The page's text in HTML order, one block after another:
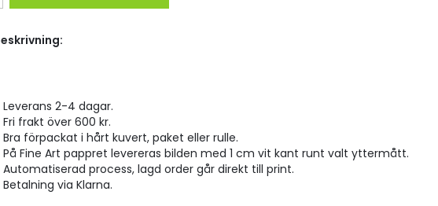
Leverans 2-4 dagar.
Fri frakt över 600 kr.
Bra förpackat i hårt kuvert, paket eller rulle.
På Fine Art pappret levereras bilden med 1 cm vit kant runt valt yttermått.
Automatiserad process, lagd order går direkt till print.
Betalning via Klarna.